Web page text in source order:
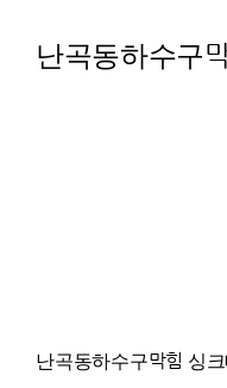
난곡동하수구
난곡동하수구막힘 싱